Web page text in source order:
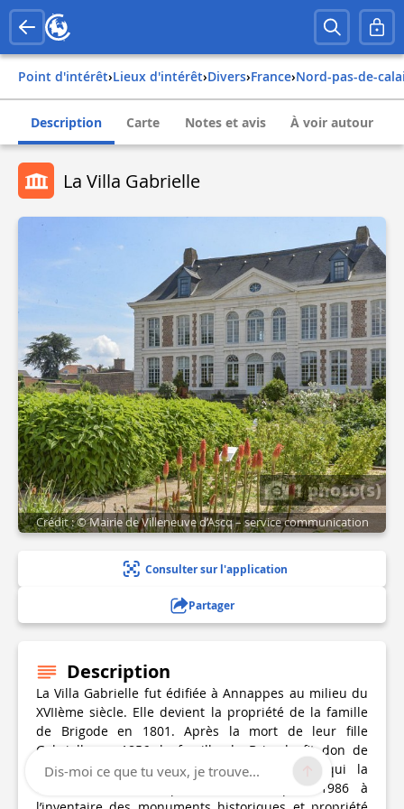
Point d'intérêt› Lieux d'intérêt› Divers› france› nord-pas-de-
Description Carte Notes et avis À voir autour
La Villa Gabrielle
1 photo(s)
Crédit : © Mairie de Villeneuve d’Ascq – service communication
Consulter sur l'application
Partager
Description
La Villa Gabrielle fut édifiée à Annappes au milieu du
XVIIème siècle. Elle devient la propriété de la famille
de Brigode en 1801. Après la mort de leur fille
Gabrielle en 1856, la famille de Brigode fit don de
cette demeure aux sœurs de la Charité qui la
convertirent en hospice. Inscrite depuis 1986 à
Dis-moi ce que tu veux, je trouve...